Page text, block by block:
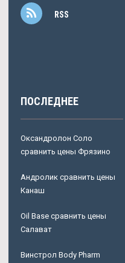
RSS
ПОСЛЕДНЕЕ
Оксандролон Соло
сравнить цены Фрязино
Андролик сравнить цены
Канаш
Oil Base сравнить цены
Салават
Винстрол Body Pharm